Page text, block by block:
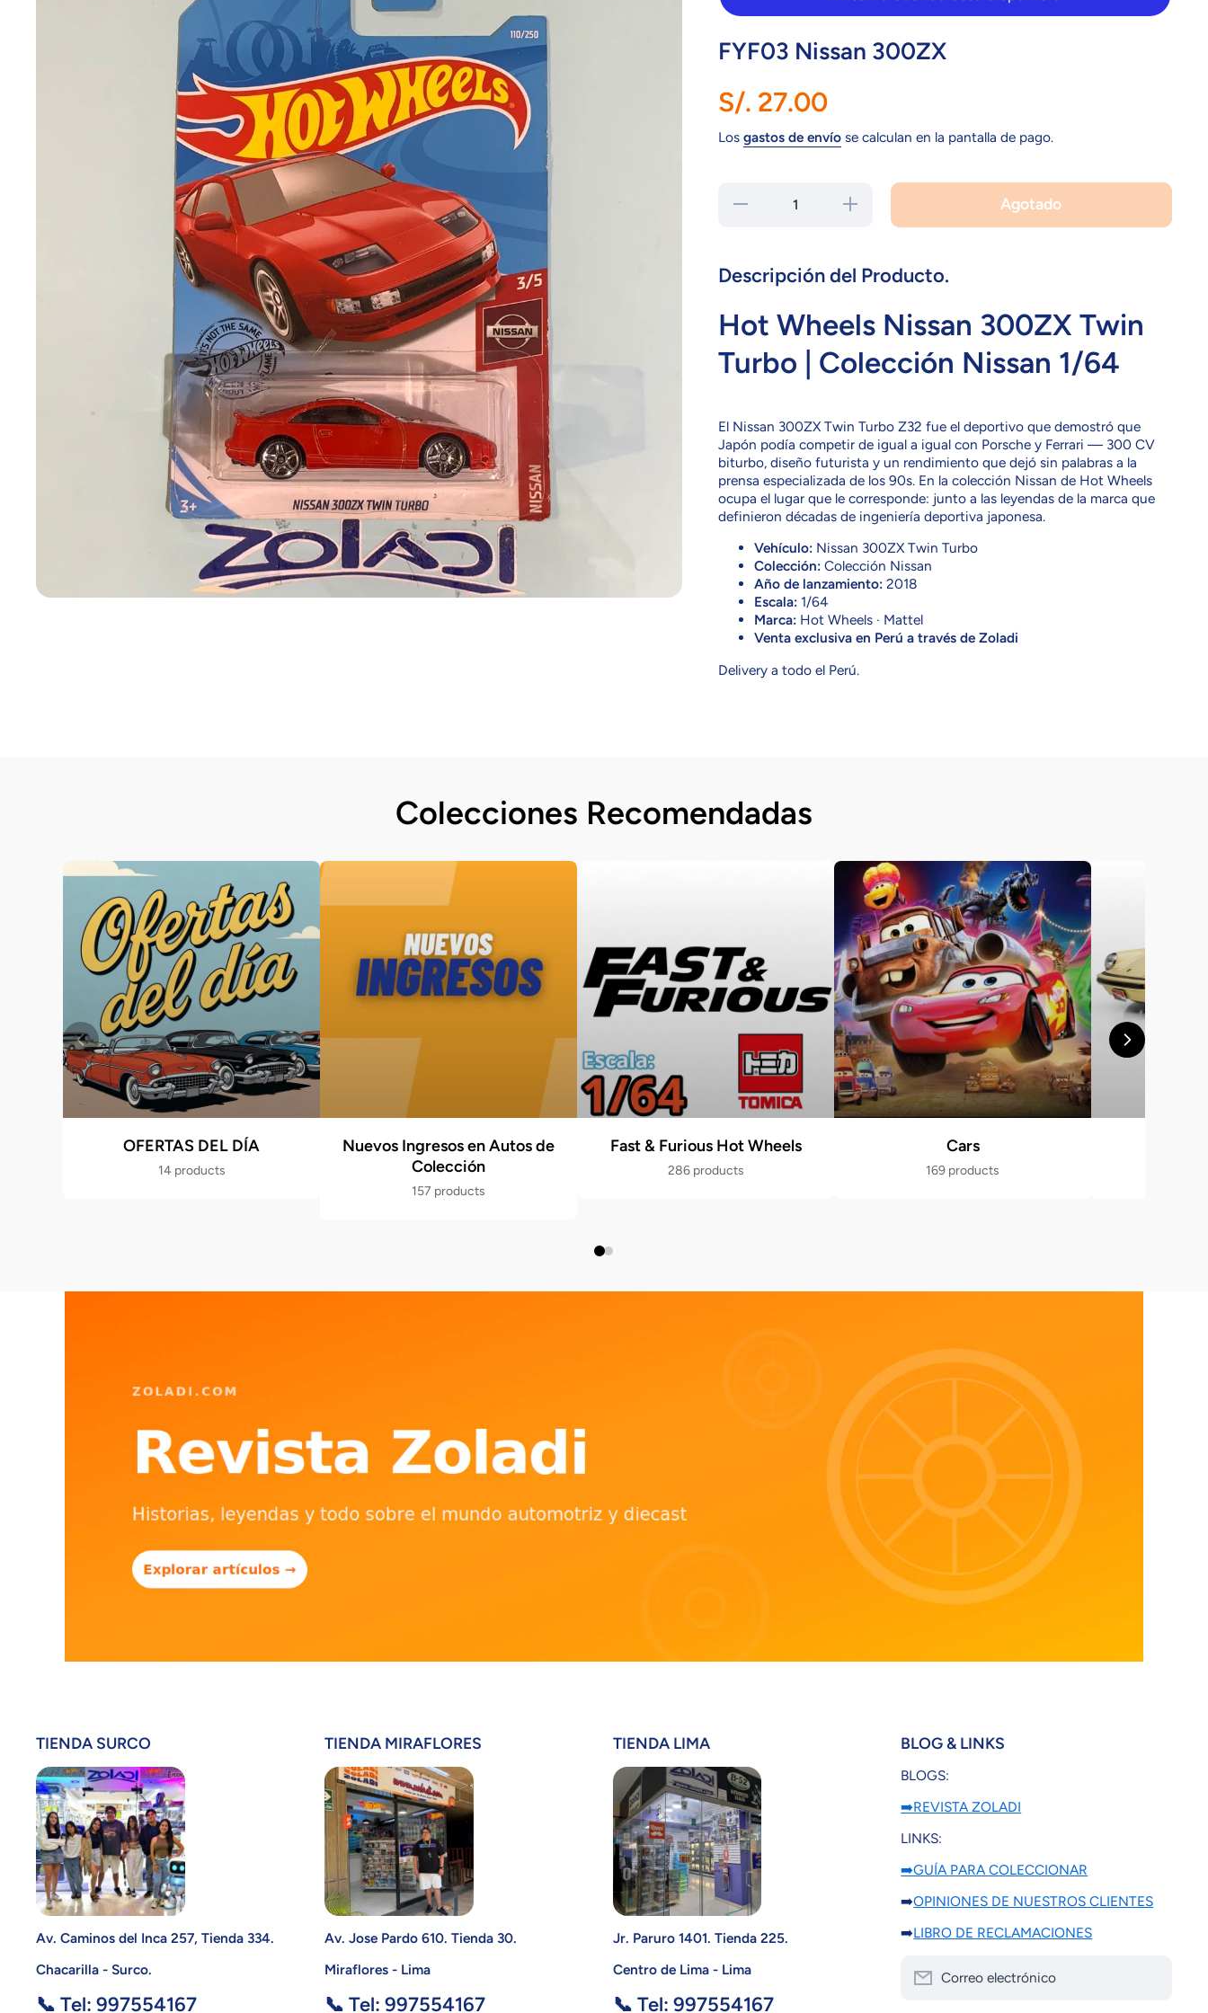
FYF03 Nissan 300ZX
S/. 27.00
Los gastos de envíose calculan en la pantalla de pago.
Reducir
300ZX
Aumentar
cantidad
300ZX
Agotado
Descripción del Producto.
Hot Wheels Nissan 300ZX Twin
Turbo | Colección Nissan 1/64
El Nissan 300ZX Twin Turbo Z32 fue el deportivo que demostró que
Japón podía competir de igual a igual con Porsche y Ferrari — 300 CV
biturbo, diseño futurista y un rendimiento que dejó sin palabras a la
prensa especializada de los 90s. En la colección Nissan de Hot Wheels
ocupa el lugar que le corresponde: junto a las leyendas de la marca que
definieron décadas de ingeniería deportiva japonesa.
Vehículo:Nissan 300ZX Twin Turbo
Colección:Colección Nissan
Año de lanzamiento:2018
Escala:1/64
Marca:Hot Wheels · Mattel
Venta exclusiva en Perú a través de Zoladi
Delivery a todo el Perú.
Colecciones Recomendadas
OFERTAS DEL DÍA
14 products
Nuevos Ingresos en Autos de
Colección
157 products
Fast & Furious Hot Wheels
286 products
Cars
169 products
TIENDA SURCO
Av. Caminos del Inca 257, Tienda 334.
Chacarilla - Surco.
📞 Tel: 997554167
TIENDA MIRAFLORES
Av. Jose Pardo 610. Tienda 30.
Miraflores - Lima
📞 Tel: 997554167
TIENDA LIMA
Jr. Paruro 1401. Tienda 225.
Centro de Lima - Lima
📞 Tel: 997554167
BLOG & LINKS
BLOGS:
➡️REVISTA ZOLADI
LINKS:
➡️GUÍA PARA COLECCIONAR
➡️OPINIONES DE NUESTROS CLIENTES
➡️LIBRO DE RECLAMACIONES
Correo electrónico